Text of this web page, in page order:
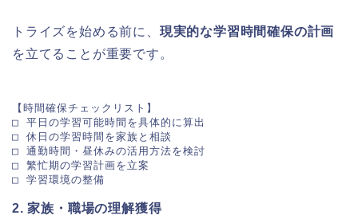
トライズを始める前に、 現実的な学習時間確保の計画
を立てることが重要です。
【時間確保チェックリスト】
□ 平日の学習可能時間を具体的に算出
□ 休日の学習時間を家族と相談
□ 通勤時間・昼休みの活用方法を検討
□ 繁忙期の学習計画を立案
□ 学習環境の整備
2. 家族・職場の理解獲得